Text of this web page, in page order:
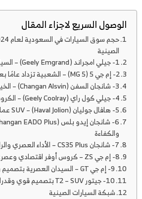
الوصول السريع لاجزاء المقال
الصينية
1- جيلي امجراند (Geely Emgrand) – السيارة الأكثر مبيعًا
2- إم جي 5 (MG 5) – الشعبية تزداد عامًا بعد عام
3- شانجان السفن (Changan Alsvin) – الخيار الاقتصادي المتوازن
4- جيلي كول راي (Geely Coolray) – الكروس أوفر الرياضي المميز
5- هافال جوليان (Haval Jolion) – SUV عملية بمزايا متطورة
والكفاءة
7- شانجان CS35 Plus – الأداء العصري والراحة
8- إم جي ZS – كروس أوفر اقتصادي وعصري
9- إم جي GT – السيدان العصرية بتصميم رياضي
10- جيتور T2 – SUV بتصميم قوي وقدرات متفوقة
شبكة السيارات الصينية